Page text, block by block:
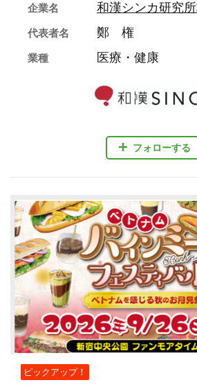
フォローする
企業名 和漢シンカ研究
代表者名 鄭 権
業種 医療・健康
ピックアップ！